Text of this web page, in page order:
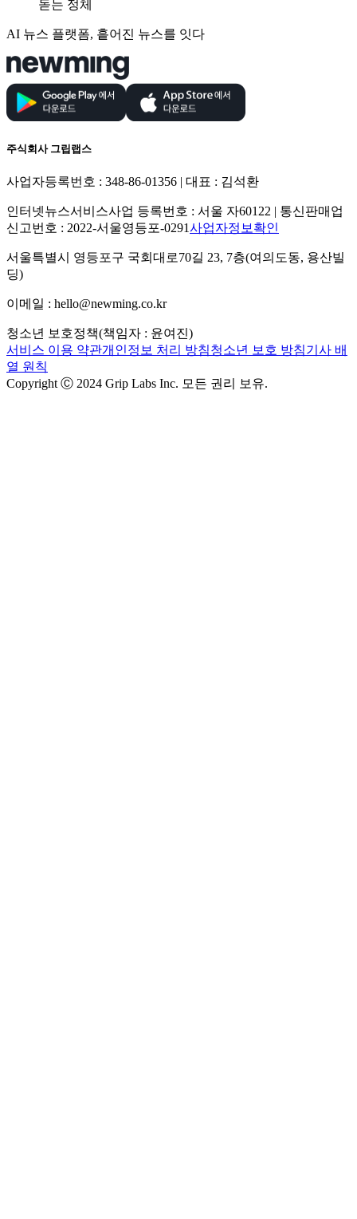
돋는 정체
AI 뉴스 플랫폼, 흩어진 뉴스를 잇다
주식회사 그립랩스
사업자등록번호 : 348-86-01356 | 대표 : 김석환
인터넷뉴스서비스사업 등록번호 : 서울 자60122 | 통신판매업
신고번호 : 2022-서울영등포-0291사업자정보확인
서울특별시 영등포구 국회대로70길 23, 7층(여의도동, 용산빌
딩)
이메일 : hello@newming.co.kr
청소년 보호정책(책임자 : 윤여진)
서비스 이용 약관개인정보 처리 방침청소년 보호 방침기사 배
열 원칙
Copyright Ⓒ 2024 Grip Labs Inc. 모든 권리 보유.